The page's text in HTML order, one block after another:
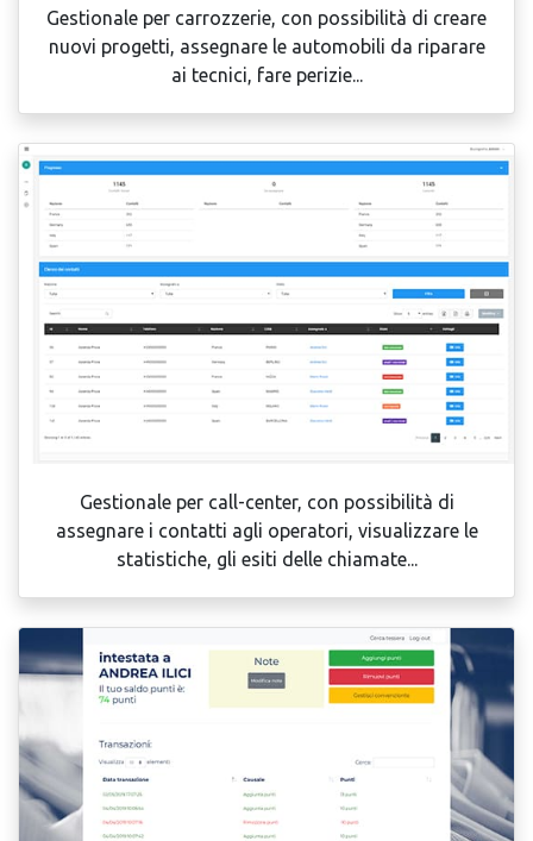
Gestionale per carrozzerie, con possibilità di creare
nuovi progetti, assegnare le automobili da riparare
ai tecnici, fare perizie...
Gestionale per call-center, con possibilità di
assegnare i contatti agli operatori, visualizzare le
statistiche, gli esiti delle chiamate...